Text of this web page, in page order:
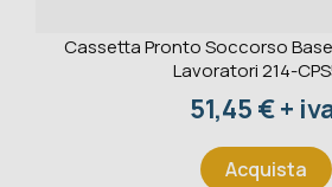
Cassetta Pronto Soccorso Base
Lavoratori 214-
Prezzo
51,45 € +
Acquista